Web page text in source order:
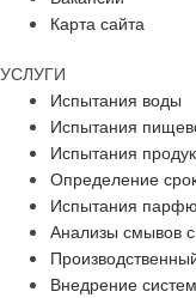
Карта сайта
УСЛУГИ
Испытания воды
Испытания
Испытания
Определение
Испытания
Анализы смывов
Внедрение